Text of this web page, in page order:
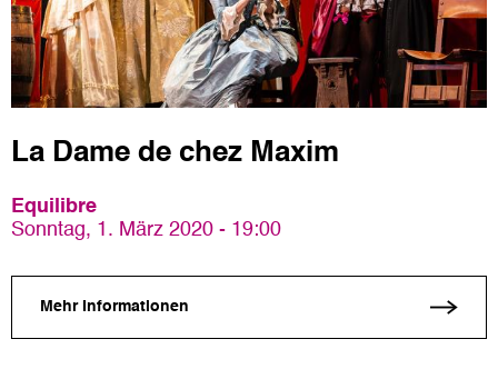
La Dame de chez Maxim
Equilibre
Sonntag, 1. März 2020 - 19:00
Mehr Informationen